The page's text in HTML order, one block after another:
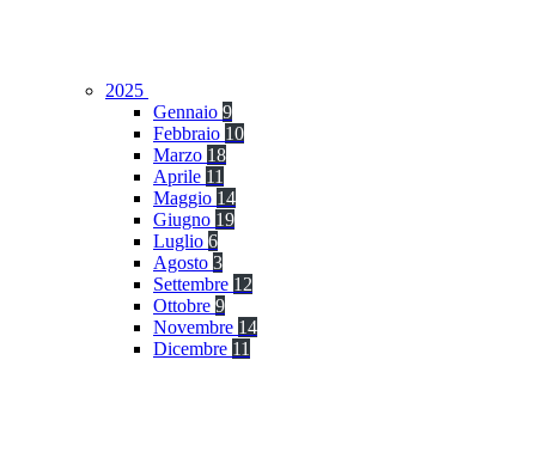
2025
Gennaio 9
Febbraio 10
Marzo 18
Aprile 11
Maggio 14
Giugno 19
Luglio 6
Agosto 3
Settembre 12
Ottobre 9
Novembre 14
Dicembre 11